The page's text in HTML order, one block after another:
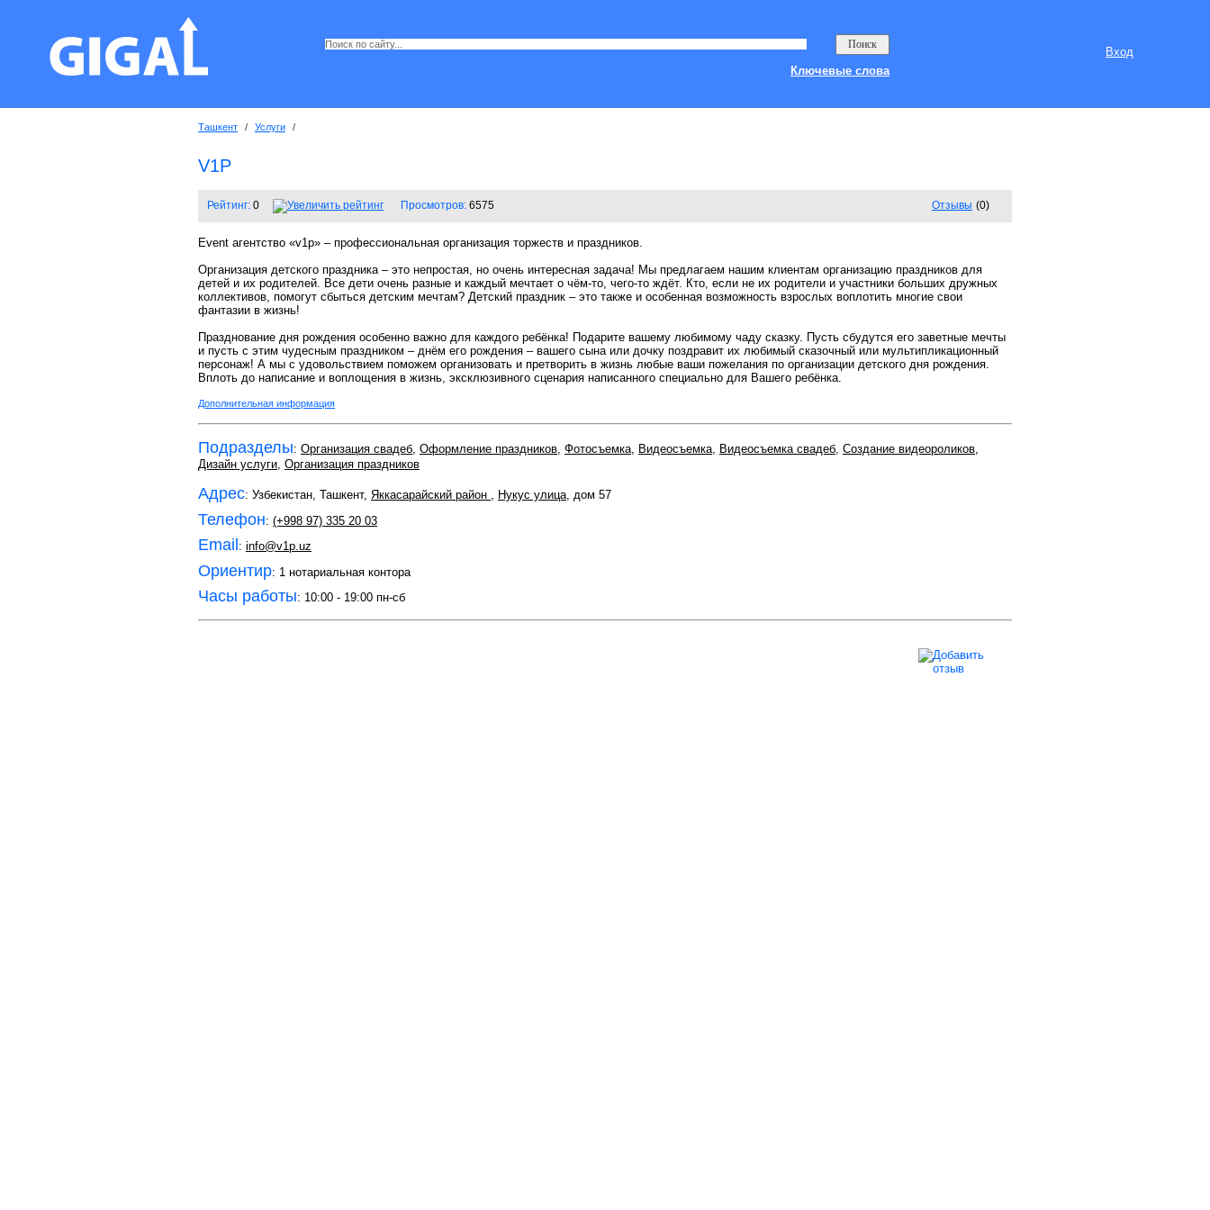
Вход
Ключевые слова
Ташкент / Услуги /
V1P
Рейтинг: 0 Просмотров: 6575 Отзывы (0)
Event агентство «v1p» – профессиональная организация торжеств и праздников.
Организация детского праздника – это непростая, но очень интересная задача! Мы предлагаем нашим клиентам организацию праздников для
детей и их родителей. Все дети очень разные и каждый мечтает о чём-то, чего-то ждёт. Кто, если не их родители и участники больших дружных
коллективов, помогут сбыться детским мечтам? Детский праздник – это также и особенная возможность взрослых воплотить многие свои
фантазии в жизнь!
Празднование дня рождения особенно важно для каждого ребёнка! Подарите вашему любимому чаду сказку. Пусть сбудутся его заветные мечты
и пусть с этим чудесным праздником – днём его рождения – вашего сына или дочку поздравит их любимый сказочный или мультипликационный
персонаж! А мы с удовольствием поможем организовать и претворить в жизнь любые ваши пожелания по организации детского дня рождения.
Вплоть до написание и воплощения в жизнь, эксклюзивного сценария написанного специально для Вашего ребёнка.
Дополнительная информация
Подразделы: Организация свадеб, Оформление праздников, Фотосъемка, Видеосъемка, Видеосъемка свадеб, Создание видеороликов,
Дизайн услуги, Организация праздников
Адрес: Узбекистан, Ташкент, Яккасарайский район , Нукус улица, дом 57
Телефон: (+998 97) 335 20 03
Email : info@v1p.uz
Ориентир: 1 нотариальная контора
Часы работы: 10:00 - 19:00 пн-сб